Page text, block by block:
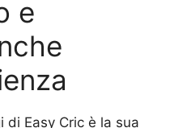
e
di Easy Cric è la sua